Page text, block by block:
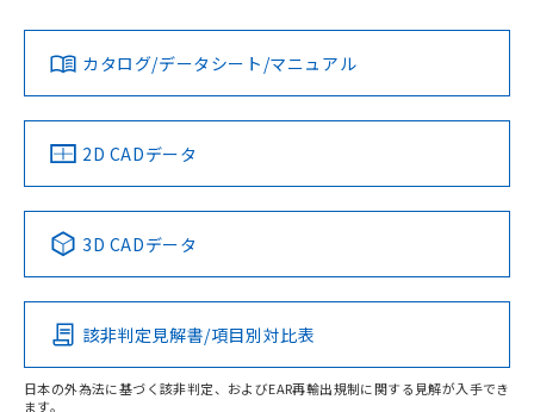
タイムチャート
以上、n: 50mm以上
検出領域
ダウンロードデータをご利用いただく前に、以下を必ずお読
みください。
ソフトウェアの使用条件
対応済み
中国 RoHS 注意事項・凡例
Pb Hg Cd Cr(VI)
O
LR型式承認
（イギリス
船舶規格）
DNV型式承認
（ノルウェー
BV型式承認
（フランス
KR型式
（韓国
No No No No
この製品の規格認証/適合状況ページへ
その他の認証はこちらのページからご検索ください
カタログ/データシート/マニュアル
2D CADデータ
3D CADデータ
該非判定見解書/項目別対比表
日本の外為法に基づく該非判定、およびEAR再輸出規制に関する見解が入手でき
ます。